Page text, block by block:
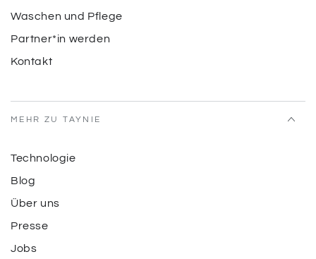
Waschen und Pflege
Partner*in werden
Kontakt
MEHR ZU TAYNIE
Technologie
Blog
Über uns
Presse
Jobs